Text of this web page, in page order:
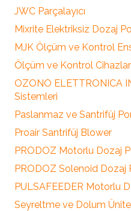
JWC Parçalayıcı
Mixrite Elektriksiz Dozaj
MJK Ölçüm ve Kontrol
Ölçüm ve Kontrol
OZONO ELETTRONICA
Sistemleri
Paslanmaz ve Santrifüj
Proair Santrifüj Blower
PRODOZ Motorlu Dozaj
PRODOZ Solenoid Dozaj
PULSAFEEDER Motorlu
Seyreltme ve Dolum